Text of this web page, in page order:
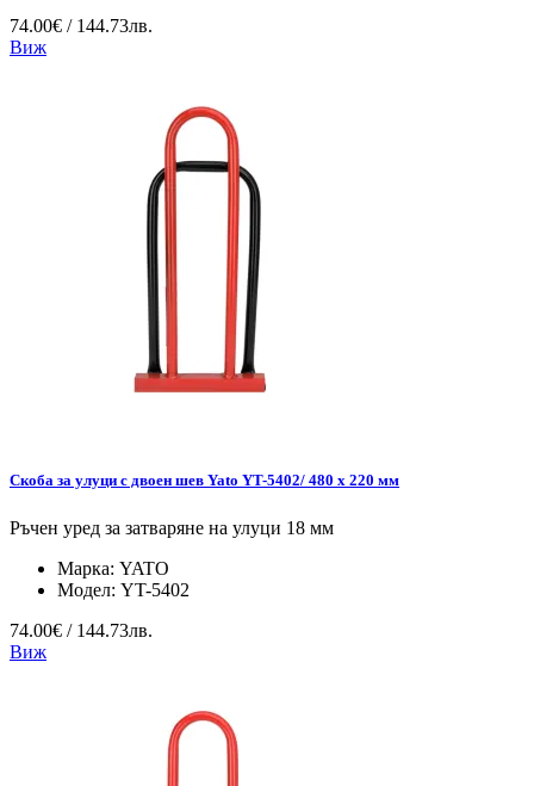
74.00€ / 144.73лв.
Виж
Скоба за улуци с двоен шев Yato YT-5402/ 480 x 220 мм
Ръчен уред за затваряне на улуци 18 мм
Марка: YATO
Модел: YT-5402
74.00€ / 144.73лв.
Виж